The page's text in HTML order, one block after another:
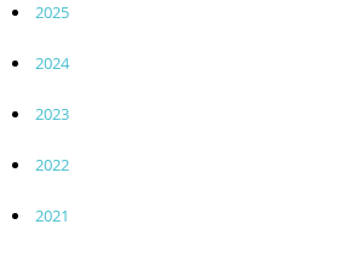
2025
2024
2023
2022
2021